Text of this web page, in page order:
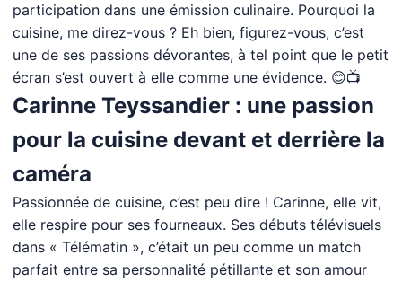
participation dans une émission culinaire. Pourquoi la
cuisine, me direz-vous ? Eh bien, figurez-vous, c’est
une de ses passions dévorantes, à tel point que le petit
écran s’est ouvert à elle comme une évidence. 😊📺
Carinne Teyssandier : une passion
pour la cuisine devant et derrière la
caméra
Passionnée de cuisine, c’est peu dire ! Carinne, elle vit,
elle respire pour ses fourneaux. Ses débuts télévisuels
dans « Télématin », c’était un peu comme un match
parfait entre sa personnalité pétillante et son amour